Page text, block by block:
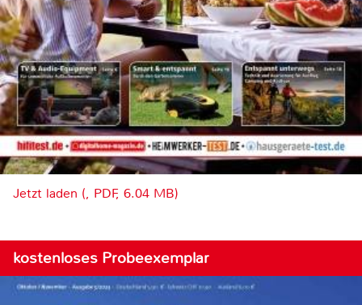
Jetzt laden (, PDF, 6.04 MB)
kostenloses Probeexemplar